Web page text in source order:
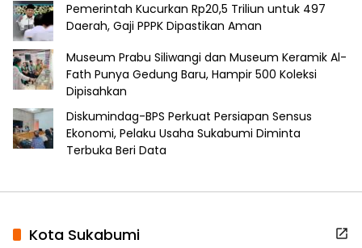
Pemerintah Kucurkan Rp20,5 Triliun untuk 497
Daerah, Gaji PPPK Dipastikan Aman
Museum Prabu Siliwangi dan Museum Keramik Al-
Fath Punya Gedung Baru, Hampir 500 Koleksi
Dipisahkan
Diskumindag-BPS Perkuat Persiapan Sensus
Ekonomi, Pelaku Usaha Sukabumi Diminta
Terbuka Beri Data
Kota Sukabumi